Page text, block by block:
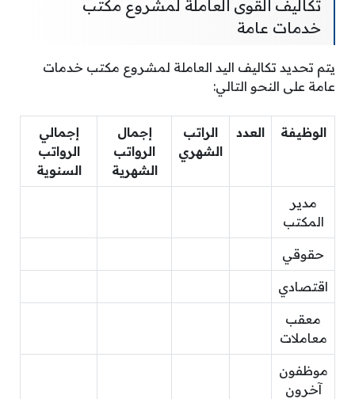
تكاليف القوى العاملة لمشروع مكتب
خدمات عامة
يتم تحديد تكاليف اليد العاملة لمشروع مكتب خدمات
عامة على النحو التالي:
الوظيفة العدد
الراتب
الشهري
إجمال
الرواتب
الشهرية
إجمالي
الرواتب
السنوية
مدير
المكتب
حقوقي
اقتصادي
معقب
معاملات
موظفون
آخرون